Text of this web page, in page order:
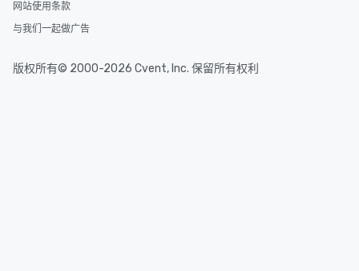
网站使用条款
与我们一起做广告
版权所有© 2000-2026 Cvent, Inc. 保留所有权利